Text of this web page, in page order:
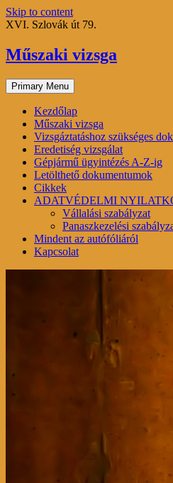
Skip to content
XVI. Szlovák út 79.
Műszaki vizsga
Primary Menu
Kezdőlap
Műszaki vizsga
Vizsgáztatáshoz szükséges
Eredetiség vizsgálat
Gépjármű ügyintézés A-Z-ig
Letölthető dokumentumok
Cikkek
ADATVÉDELMI
Vállalási szabályzat
Panaszkezelési
Mindent az autófóliáról
Kapcsolat